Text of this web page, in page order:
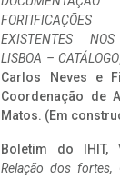
EXISTENTES
LISBOA – CATÁLOGO
Carlos Neves e
Coordenação de
Matos. (Em
Boletim do IHIT,
Relação dos fortes,